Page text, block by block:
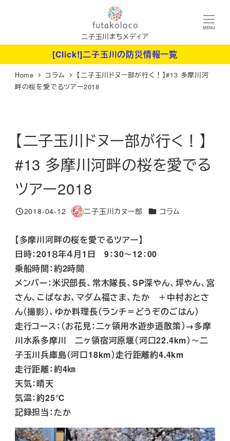
ン
二子玉川まちメディア
MENU
[Click!]二子玉川の防災情報一覧
Home コラム
【二子玉川ドヌー部が行く！】#13 多摩川河
畔の桜を愛でるツアー2018
【二子玉川ドヌー部が行く！】
#13 多摩川河畔の桜を愛でる
ツアー2018
投稿日
2018-04-12
著
二子玉川カヌー部 カテゴリー
コラム
【多摩川河畔の桜を愛でるツアー】
日時：201８年４月1日 9：30～12：00
乗船時間：約2時間
メンバー：米沢部長、常木隊長、SP深やん、坪やん、宮
さん、こばなお、マダム福さま、たか ＋中村おとさ
ん（撮影）、ゆか料理長（ランチ＝どうぞのごはん）
走行コース：（お花見：二ヶ領用水遊歩道散策）→多摩
川水系多摩川 二ヶ領宿河原堰（河口22.4km）～二
子玉川兵庫島（河口18km）走行距離約4.4km
走行距離：約4㎞
天気：晴天
気温：約25℃
記録担当：たか